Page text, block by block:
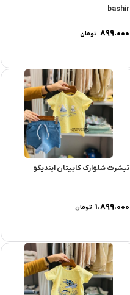
bashir
۸۹۹.۰۰۰ تومان
تیشرت شلوارک کاپیتان ایندیگو
۱.۸۹۹.۰۰۰ تومان